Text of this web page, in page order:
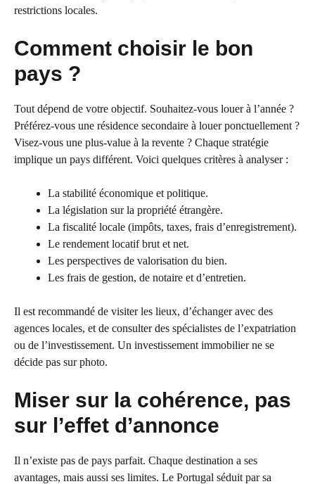
restrictions locales.
Comment choisir le bon
pays ?
Tout dépend de votre objectif. Souhaitez-vous louer à l’année ?
Préférez-vous une résidence secondaire à louer ponctuellement ?
Visez-vous une plus-value à la revente ? Chaque stratégie
implique un pays différent. Voici quelques critères à analyser :
La stabilité économique et politique.
La législation sur la propriété étrangère.
La fiscalité locale (impôts, taxes, frais d’enregistrement).
Le rendement locatif brut et net.
Les perspectives de valorisation du bien.
Les frais de gestion, de notaire et d’entretien.
Il est recommandé de visiter les lieux, d’échanger avec des
agences locales, et de consulter des spécialistes de l’expatriation
ou de l’investissement. Un investissement immobilier ne se
décide pas sur photo.
Miser sur la cohérence, pas
sur l’effet d’annonce
Il n’existe pas de pays parfait. Chaque destination a ses
avantages, mais aussi ses limites. Le Portugal séduit par sa